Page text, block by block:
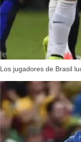
Los jugadores de Brasil